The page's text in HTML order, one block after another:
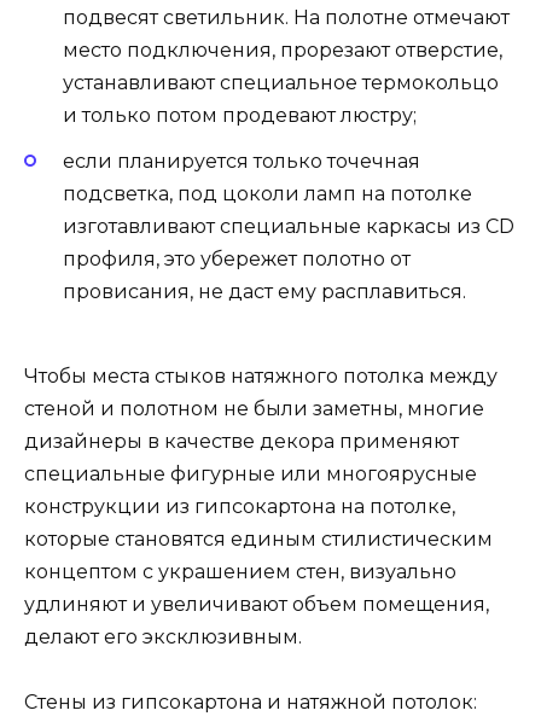
подвесят светильник. На полотне отмечают
место подключения, прорезают отверстие,
устанавливают специальное термокольцо
и только потом продевают люстру;
если планируется только точечная
подсветка, под цоколи ламп на потолке
изготавливают специальные каркасы из CD
профиля, это убережет полотно от
провисания, не даст ему расплавиться.
Чтобы места стыков натяжного потолка между
стеной и полотном не были заметны, многие
дизайнеры в качестве декора применяют
специальные фигурные или многоярусные
конструкции из гипсокартона на потолке,
которые становятся единым стилистическим
концептом с украшением стен, визуально
удлиняют и увеличивают объем помещения,
делают его эксклюзивным.
Стены из гипсокартона и натяжной потолок: